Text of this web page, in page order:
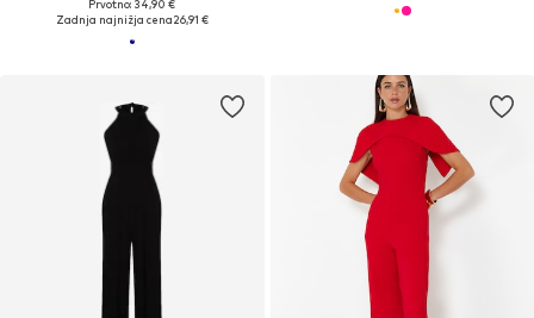
Prvotno: 34,90 €
Zadnja najnižja cena26,91 €